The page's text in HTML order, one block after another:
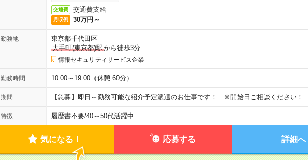
交通費 交通費支給
月収例 30万円～
勤務地
東京都千代田区
大手町(東京都)駅から徒歩3分
情報セキュリティサービス企業
勤務時間 10:00～19:00（休憩:60分）
期間 【急募】即日～勤務可能な紹介予定派遣のお仕事です！ ※開始日ご相談ください！
特徴 履歴書不要/40～50代活躍中
気になる！ 応募する 詳細へ